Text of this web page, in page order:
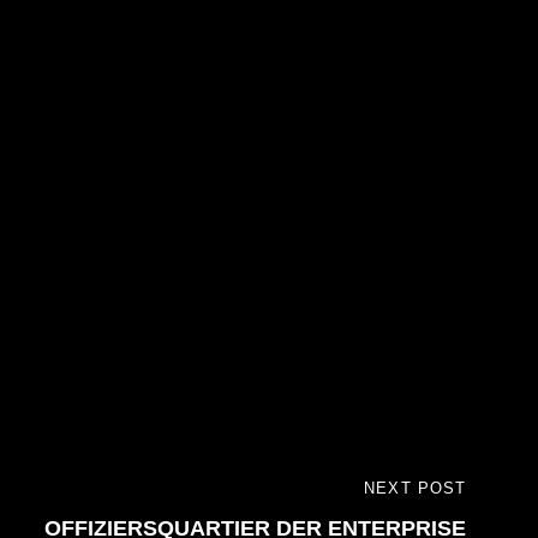
NEXT POST
OFFIZIERSQUARTIER DER ENTERPRISE